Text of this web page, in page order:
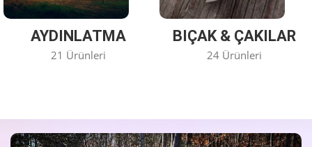
AYDINLATMA
21 Ürünleri
BIÇAK & ÇAKILAR
24 Ürünleri